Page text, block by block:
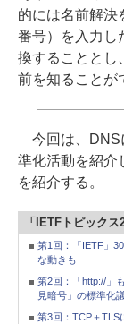
的には名前解決
番号）を入力し
換することとし
前を知ることが
今回は、DNS
準化活動を紹介
を紹介する。
「IETFトピック
第1回：「IETF」
な動きも
第2回：「http://」
見暗号」の標準化
第3回：TCP＋TLS